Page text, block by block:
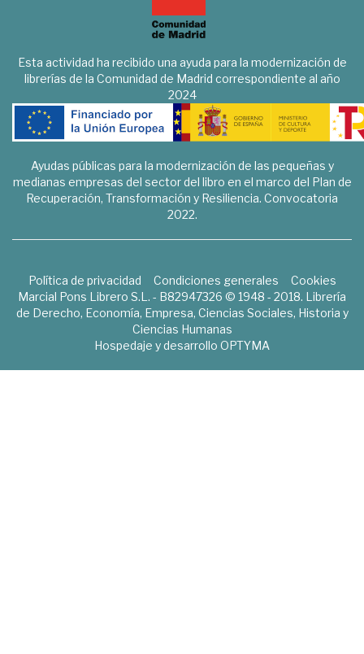
Esta actividad ha recibido una ayuda para la modernización de
librerías de la Comunidad de Madrid correspondiente al año
2024
Ayudas públicas para la modernización de las pequeñas y
medianas empresas del sector del libro en el marco del Plan de
Recuperación, Transformación y Resiliencia. Convocatoria
2022.
Política de privacidad Condiciones generales
Cookies
Marcial Pons Librero S.L. - B82947326 © 1948 - 2018. Librería
de Derecho, Economía, Empresa, Ciencias Sociales, Historia y
Ciencias Humanas
Hospedaje y desarrollo OPTYMA